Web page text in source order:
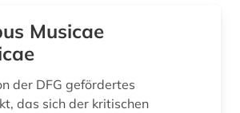
Musicae
der DFG gefördertes
das sich der kritischen